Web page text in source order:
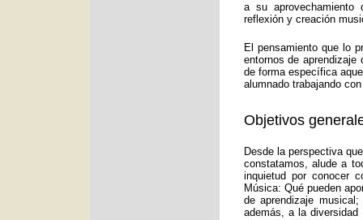
a su aprovechamiento
reflexión y creación
El pensamiento que lo
entornos de aprendizaje
de forma específica
alumnado trabajando
Objetivos
Desde la perspectiva
constatamos, alude a
inquietud por conocer
Música: Qué pueden
de aprendizaje
además, a la